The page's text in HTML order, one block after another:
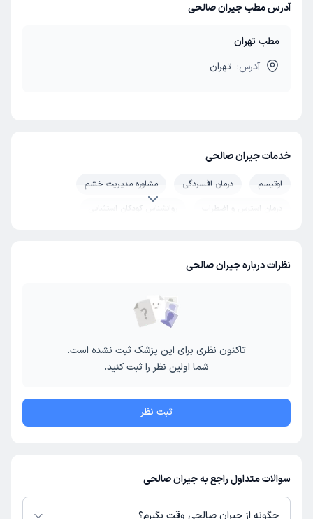
آدرس مطب جیران صالحی
مطب تهران
آدرس: تهران
خدمات جیران صالحی
اوتیسم درمان افسردگی
مشاوره مدیریت خشم
درمان استرس و اضطراب
روانشناس کودکان استثنایی
نظرات درباره جیران صالحی
تاکنون نظری برای این پزشک ثبت نشده است.
شما اولین نظر را ثبت کنید.
ثبت نظر
سوالات متداول راجع به جیران صالحی
چگونه از جیران صالحی وقت بگیرم؟